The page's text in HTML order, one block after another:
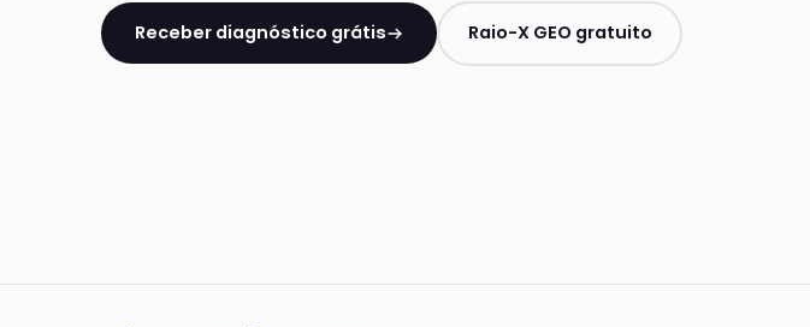
Receber diagnóstico grátis Raio-X GEO gratuito